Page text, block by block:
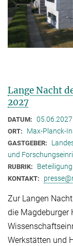
Lange Nacht
2027
DATUM: 05.06.2027
ORT: Max-Planck-
GASTGEBER:
und
RUBRIK:
KONTAKT:
Zur Langen
die Magdeburger
Werkstätten und